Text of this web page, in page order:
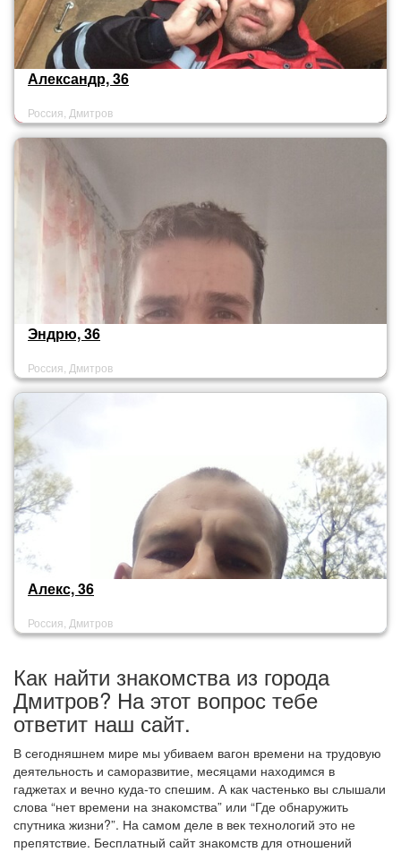
Александр, 36
Россия, Дмитров
Эндрю, 36
Россия, Дмитров
Алекс, 36
Россия, Дмитров
Как найти знакомства из города
Дмитров? На этот вопрос тебе
ответит наш сайт.
В сегодняшнем мире мы убиваем вагон времени на трудовую
деятельность и саморазвитие, месяцами находимся в
гаджетах и вечно куда-то спешим. А как частенько вы слышали
слова “нет времени на знакомства” или “Где обнаружить
спутника жизни?”. На самом деле в век технологий это не
препятствие. Бесплатный сайт знакомств для отношений